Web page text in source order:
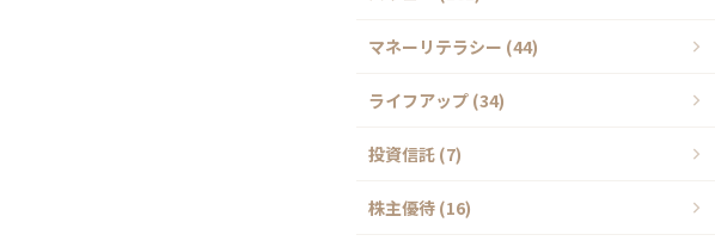
マネーリテラシー (44)
ライフアップ (34)
投資信託 (7)
株主優待 (16)